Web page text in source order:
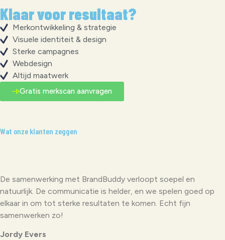
Klaar voor resultaat?
Merkontwikkeling & strategie
Visuele identiteit & design
Sterke campagnes
Webdesign
Altijd maatwerk
Gratis merkscan aanvragen
Wat onze klanten zeggen
De samenwerking met BrandBuddy verloopt soepel en
natuurlijk. De communicatie is helder, en we spelen goed op
elkaar in om tot sterke resultaten te komen. Echt fijn
samenwerken zo!
Jordy Evers